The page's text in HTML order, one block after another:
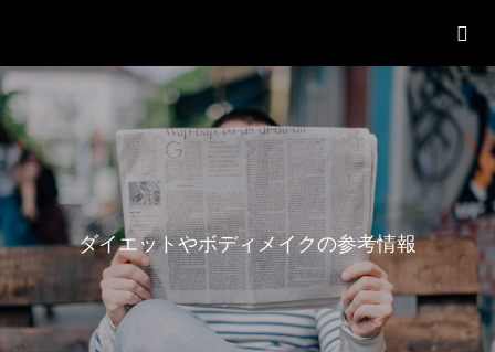
ダイエットやボディメイクの参考情報